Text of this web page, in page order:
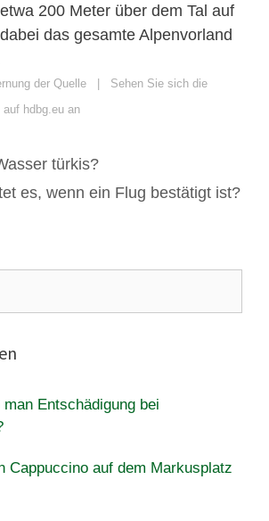
200 Meter über dem Tal auf
das gesamte Alpenvorland
der Quelle | Sehen Sie sich die
hdbg.eu an
türkis?
es, wenn ein Flug bestätigt ist?
Entschädigung bei
Cappuccino auf dem Markusplatz